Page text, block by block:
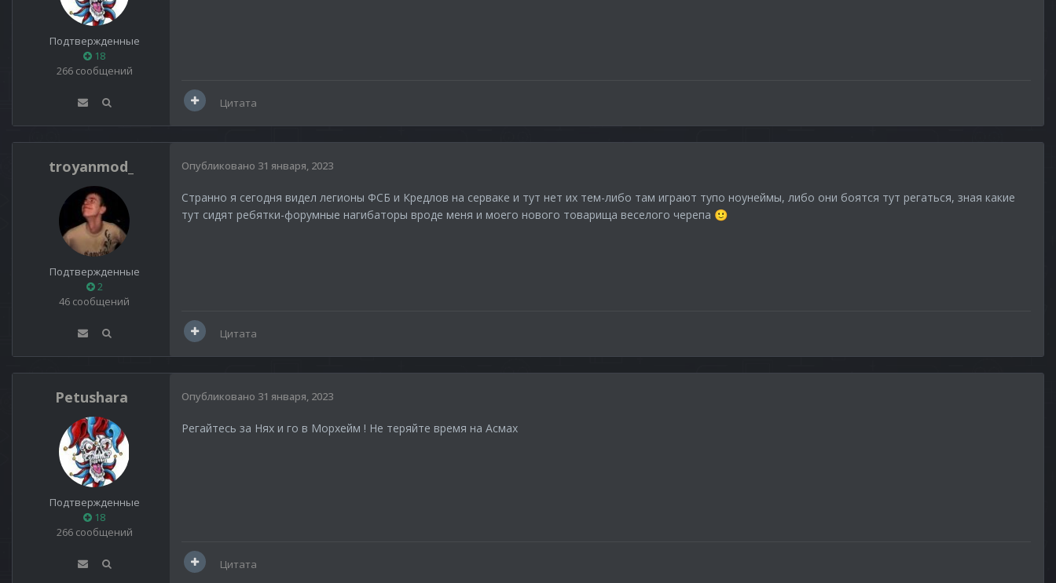
Подтвержденные
18
266 сообщений
Цитата
troyanmod_
Подтвержденные
2
46 сообщений
Опубликовано 31 января, 2023
Странно я сегодня видел легионы ФСБ и Кредлов на серваке и тут нет их тем-либо там играют тупо ноунеймы, либо они боятся тут регаться, зная какие
тут сидят ребятки-форумные нагибаторы вроде меня и моего нового товарища веселого черепа 🙂
Цитата
Petushara
Подтвержденные
18
266 сообщений
Опубликовано 31 января, 2023
Регайтесь за Нях и го в Морхейм ! Не теряйте время на Асмах
Цитата